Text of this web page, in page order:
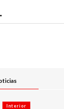
Interior